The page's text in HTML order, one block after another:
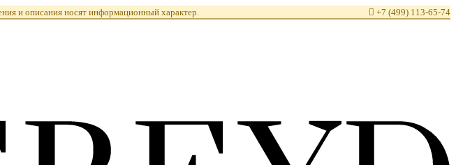
и описания носят информационный характер.  +7 (499) 113-65-74